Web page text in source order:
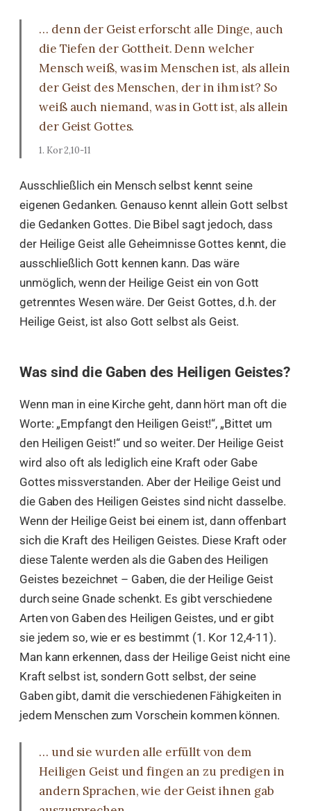
… denn der Geist erforscht alle Dinge, auch
die Tiefen der Gottheit. Denn welcher
Mensch weiß, was im Menschen ist, als allein
der Geist des Menschen, der in ihm ist? So
weiß auch niemand, was in Gott ist, als allein
der Geist Gottes.
1. Kor 2,10-11
Ausschließlich ein Mensch selbst kennt seine
eigenen Gedanken. Genauso kennt allein Gott selbst
die Gedanken Gottes. Die Bibel sagt jedoch, dass
der Heilige Geist alle Geheimnisse Gottes kennt, die
ausschließlich Gott kennen kann. Das wäre
unmöglich, wenn der Heilige Geist ein von Gott
getrenntes Wesen wäre. Der Geist Gottes, d.h. der
Heilige Geist, ist also Gott selbst als Geist.
Was sind die Gaben des Heiligen Geistes?
Wenn man in eine Kirche geht, dann hört man oft die
Worte: „Empfangt den Heiligen Geist!“, „Bittet um
den Heiligen Geist!“ und so weiter. Der Heilige Geist
wird also oft als lediglich eine Kraft oder Gabe
Gottes missverstanden. Aber der Heilige Geist und
die Gaben des Heiligen Geistes sind nicht dasselbe.
Wenn der Heilige Geist bei einem ist, dann offenbart
sich die Kraft des Heiligen Geistes. Diese Kraft oder
diese Talente werden als die Gaben des Heiligen
Geistes bezeichnet – Gaben, die der Heilige Geist
durch seine Gnade schenkt. Es gibt verschiedene
Arten von Gaben des Heiligen Geistes, und er gibt
sie jedem so, wie er es bestimmt (1. Kor 12,4-11).
Man kann erkennen, dass der Heilige Geist nicht eine
Kraft selbst ist, sondern Gott selbst, der seine
Gaben gibt, damit die verschiedenen Fähigkeiten in
jedem Menschen zum Vorschein kommen können.
… und sie wurden alle erfüllt von dem
Heiligen Geist und fingen an zu predigen in
andern Sprachen, wie der Geist ihnen gab